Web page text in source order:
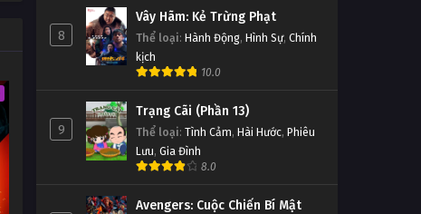
8
Vây Hãm: Kẻ Trừng Phạt
Thể loại: Hành Động, Hình Sự, Chính
kịch
10.0
9
Trạng Cãi (Phần 13)
Thể loại: Tình Cảm, Hài Hước, Phiêu
Lưu, Gia Đình
8.0
Avengers: Cuộc Chiến Bí Mật